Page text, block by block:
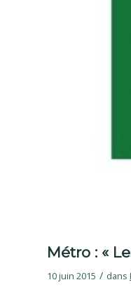
Métro : «
10 juin 2015 / dans